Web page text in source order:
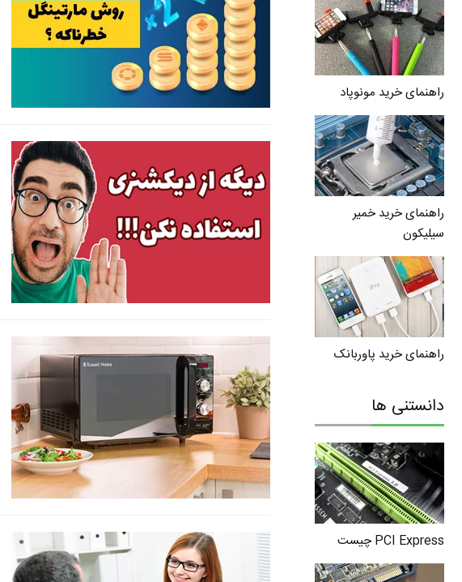
راهنمای خرید مونوپاد
راهنمای خرید خمیر
سیلیکون
راهنمای خرید پاوربانک
دانستنی ها
PCI Express چیست